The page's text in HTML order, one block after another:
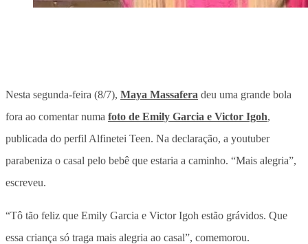
Nesta segunda-feira (8/7), Maya Massafera deu uma grande bola
fora ao comentar numa foto de Emily Garcia e Victor Igoh,
publicada do perfil Alfinetei Teen. Na declaração, a youtuber
parabeniza o casal pelo bebê que estaria a caminho. “Mais alegria”,
escreveu.
“Tô tão feliz que Emily Garcia e Victor Igoh estão grávidos. Que
essa criança só traga mais alegria ao casal”, comemorou.